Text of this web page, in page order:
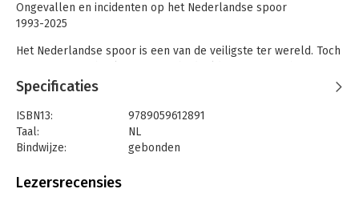
Ongevallen en incidenten op het Nederlandse spoor
1993-2025
Het Nederlandse spoor is een van de veiligste ter wereld. Toch
veel schade en af en toe zelfs met trieste gevolgen.
In dit boek neemt oud-inspecteur rail Dr. ir. Wim Beukenkamp
u mee door 33 jaar geschiedenis van ernstige incidenten en
ongevallen op het Nederlandse spoor.
Enkele hebben de publiciteit gehaald, maar de meeste
Het boek is onderverdeeld in verschillende hoofdstukken. Het
Specificaties
ISBN13:
9789059612891
Taal:
NL
Bindwijze:
gebonden
Uitgever:
Lezersrecensies